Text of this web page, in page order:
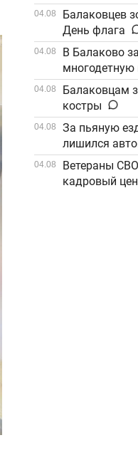
04.08
Балаковцев
День флага
04.08
В Балаково
многодетную
от алиментов
04.08
Балаковцам
костры
04.08
За пьяную
лишился
04.08
Ветераны
кадровый